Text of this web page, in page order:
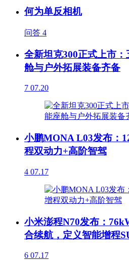
何为单反相机
问答 4
全新坦克300正式上市
舱与户外拓展装备齐备
7 07.20
小鹏MONA L03发布：
程双动力+高阶智驾
4 07.17
小米澎程N70发布：
合续航，定义智能增程
6 07.17